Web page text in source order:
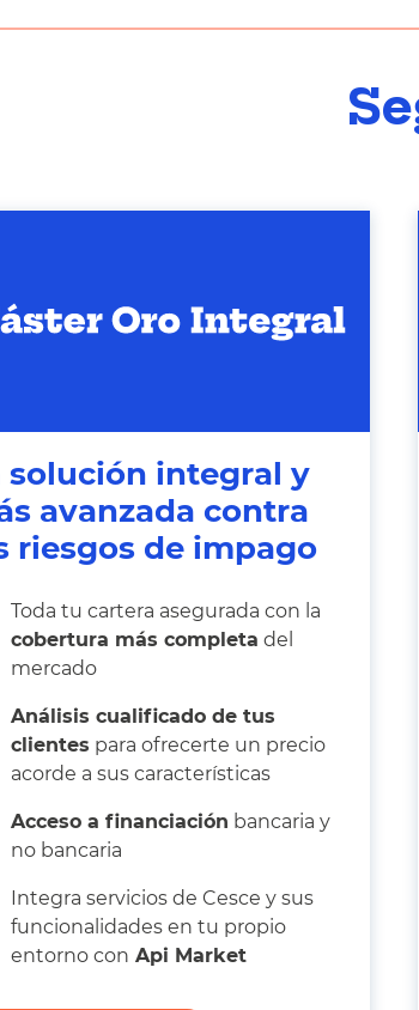
solución integral y
avanzada contra
riesgos de impago
Toda tu cartera asegurada con la
cobertura más completa del
mercado
Análisis cualificado de tus
clientes para ofrecerte un precio
acorde a sus características
Acceso a financiación bancaria y
no bancaria
Integra servicios de Cesce y sus
funcionalidades en tu propio
entorno con Api Market